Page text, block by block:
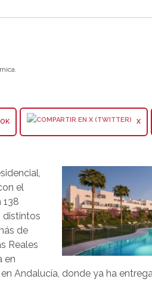
X
el
138
distintos
de
Reales
en
Andalucía, donde ya ha